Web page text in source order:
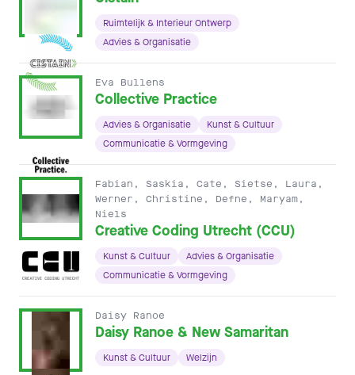
Ruimtelijk & Interieur Ontwerp
Advies & Organisatie
Eva Bullens
Collective Practice
Advies & Organisatie
Kunst & Cultuur
Communicatie & Vormgeving
Fabian, Saskia, Cate, Sietse, Laura,
Werner, Christine, Defne, Maryam,
Niels
Creative Coding Utrecht (CCU)
Kunst & Cultuur
Advies & Organisatie
Communicatie & Vormgeving
Daisy Ranoe
Daisy Ranoe & New Samaritan
Kunst & Cultuur Welzijn